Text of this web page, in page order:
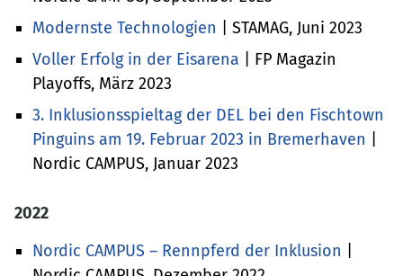
Modernste Technologien | STAMAG, Juni 2023
Voller Erfolg in der Eisarena | FP Magazin
Playoffs, März 2023
3. Inklusionsspieltag der DEL bei den Fischtown
Pinguins am 19. Februar 2023 in Bremerhaven
Nordic CAMPUS, Januar 2023
2022
Nordic CAMPUS – Rennpferd der Inklusion